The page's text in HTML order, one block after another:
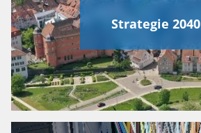
Strategie 2040